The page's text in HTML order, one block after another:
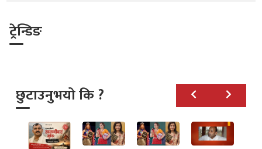
ट्रेन्डिङ
छुटाउनुभयो कि ?